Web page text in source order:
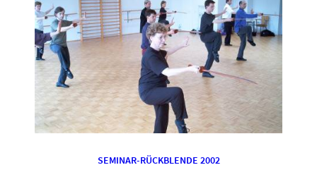
SEMINAR-RÜCKBLENDE 2002